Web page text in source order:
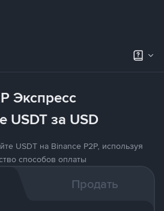
Экспресс
USDT за USD
USDT на Binance P2P, используя
способов оплаты
Продать